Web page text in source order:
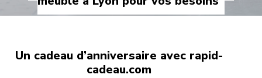
Un cadeau d’anniversaire avec rapid-
cadeau.com